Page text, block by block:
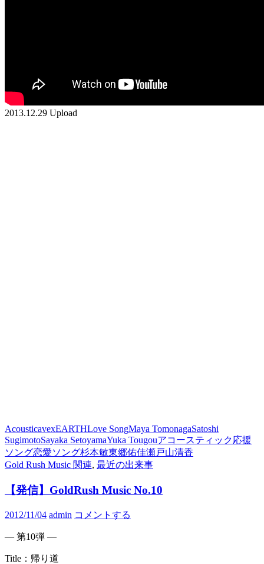
2013.12.29 Upload
AcousticavexEARTHLove SongMaya TomonagaSatoshi
SugimotoSayaka SetoyamaYuka Tougouアコースティック応援
ソング恋愛ソング杉本敏東郷佑佳瀬戸山清香
Gold Rush Music 関連, 最近の出来事
【発信】GoldRush Music No.10
2012/11/04 admin コメントする
— 第10弾 —
Title：帰り道